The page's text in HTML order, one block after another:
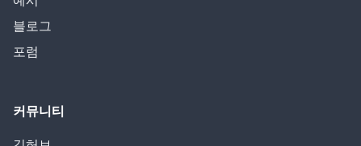
블로그
포럼
커뮤니티